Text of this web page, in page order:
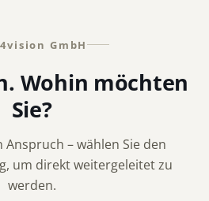
GmbH
Wohin möchten
Sie?
Anspruch – wählen Sie den
um direkt weitergeleitet zu
werden.